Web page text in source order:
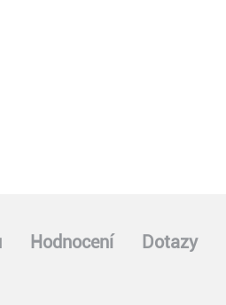
Hodnocení Dotazy